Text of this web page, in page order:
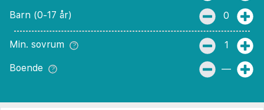
Barn (0-17 år) 0
Min. sovrum 1
Boende —